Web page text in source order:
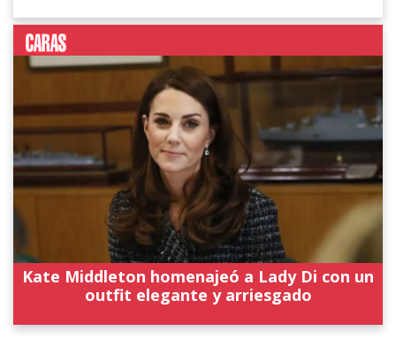
Kate Middleton homenajeó a Lady Di con un
outfit elegante y arriesgado